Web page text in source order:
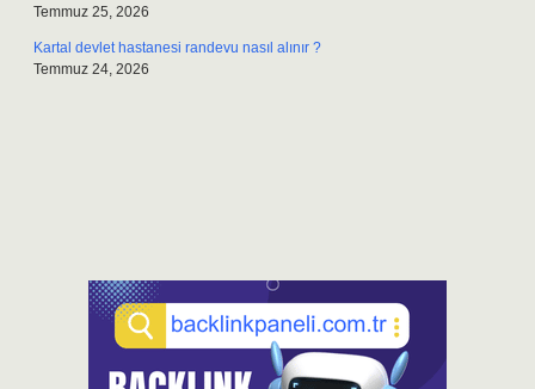
Temmuz 25, 2026
Kartal devlet hastanesi randevu nasıl alınır ?
Temmuz 24, 2026